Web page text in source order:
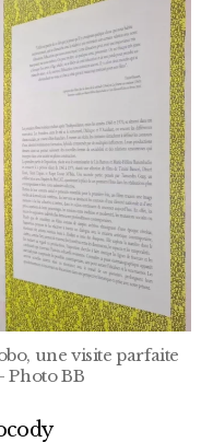
une visite parfaite
Photo BB